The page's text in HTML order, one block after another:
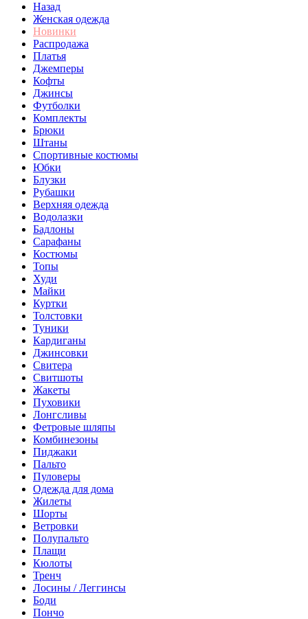
Назад
Женская одежда
Новинки
Распродажа
Платья
Джемперы
Кофты
Джинсы
Футболки
Комплекты
Брюки
Штаны
Спортивные костюмы
Юбки
Блузки
Рубашки
Верхняя одежда
Водолазки
Бадлоны
Сарафаны
Костюмы
Топы
Худи
Майки
Куртки
Толстовки
Туники
Кардиганы
Джинсовки
Свитера
Свитшоты
Жакеты
Пуховики
Лонгсливы
Фетровые шляпы
Комбинезоны
Пиджаки
Пальто
Пуловеры
Одежда для дома
Жилеты
Шорты
Ветровки
Полупальто
Плащи
Кюлоты
Тренч
Лосины / Леггинсы
Боди
Пончо